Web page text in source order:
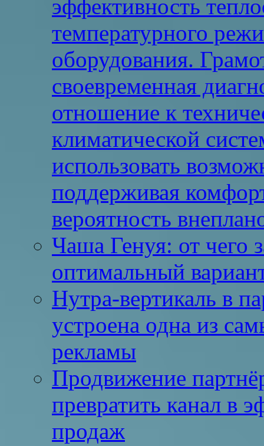
эффективность
температурного
оборудования.
своевременная
отношение к
климатической
использовать
поддерживая
вероятность
Чаша Генуя: от чего
оптимальный
Нутра-вертикаль в
устроена одна из
рекламы
Продвижение
превратить канал в
продаж